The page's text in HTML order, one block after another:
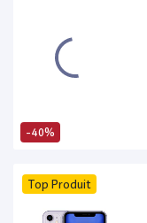
-40%
Top Produit